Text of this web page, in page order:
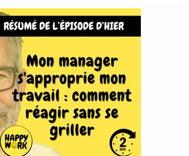
et vidéos : www.gchatelain.com